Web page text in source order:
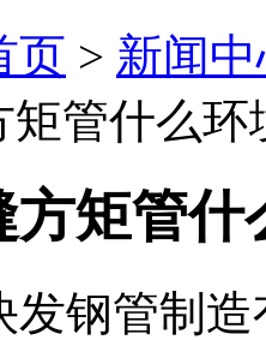
页 > 新闻
矩管什么
方矩管
发钢管制